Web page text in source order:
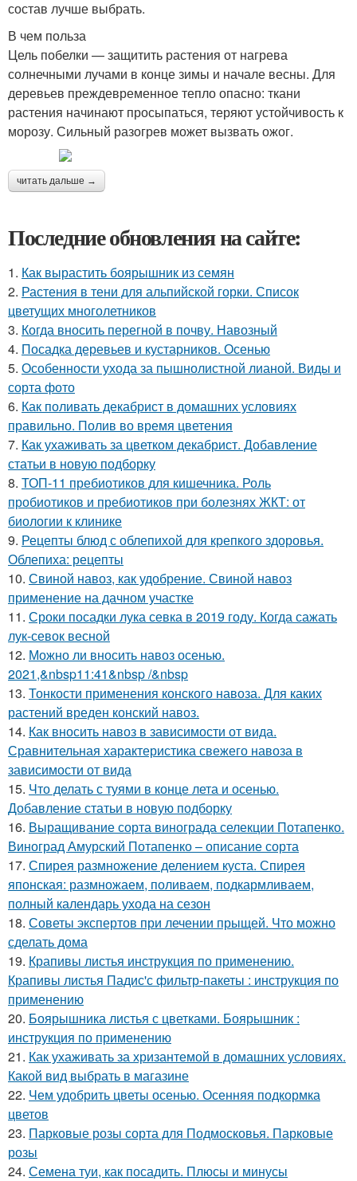
состав лучше выбрать.
В чем польза
Цель побелки — защитить растения от нагрева
солнечными лучами в конце зимы и начале весны. Для
деревьев преждевременное тепло опасно: ткани
растения начинают просыпаться, теряют устойчивость к
морозу. Сильный разогрев может вызвать ожог.
читать дальше →
Последние обновления на сайте:
1. Как вырастить боярышник из семян
2. Растения в тени для альпийской горки. Список
цветущих многолетников
3. Когда вносить перегной в почву. Навозный
4. Посадка деревьев и кустарников. Осенью
5. Особенности ухода за пышнолистной лианой. Виды и
сорта фото
6. Как поливать декабрист в домашних условиях
правильно. Полив во время цветения
7. Как ухаживать за цветком декабрист. Добавление
статьи в новую подборку
8. ТОП-11 пребиотиков для кишечника. Роль
пробиотиков и пребиотиков при болезнях ЖКТ: от
биологии к клинике
9. Рецепты блюд с облепихой для крепкого здоровья.
Облепиха: рецепты
10. Свиной навоз, как удобрение. Свиной навоз
применение на дачном участке
11. Сроки посадки лука севка в 2019 году. Когда сажать
лук-севок весной
12. Можно ли вносить навоз осенью.
2021,&nbsp11:41&nbsp /&nbsp
13. Тонкости применения конского навоза. Для каких
растений вреден конский навоз.
14. Как вносить навоз в зависимости от вида.
Сравнительная характеристика свежего навоза в
зависимости от вида
15. Что делать с туями в конце лета и осенью.
Добавление статьи в новую подборку
16. Выращивание сорта винограда селекции Потапенко.
Виноград Амурский Потапенко – описание сорта
17. Спирея размножение делением куста. Спирея
японская: размножаем, поливаем, подкармливаем,
полный календарь ухода на сезон
18. Советы экспертов при лечении прыщей. Что можно
сделать дома
19. Крапивы листья инструкция по применению.
Крапивы листья Падис'с фильтр-пакеты : инструкция по
применению
20. Боярышника листья с цветками. Боярышник :
инструкция по применению
21. Как ухаживать за хризантемой в домашних условиях.
Какой вид выбрать в магазине
22. Чем удобрить цветы осенью. Осенняя подкормка
цветов
23. Парковые розы сорта для Подмосковья. Парковые
розы
24. Семена туи, как посадить. Плюсы и минусы